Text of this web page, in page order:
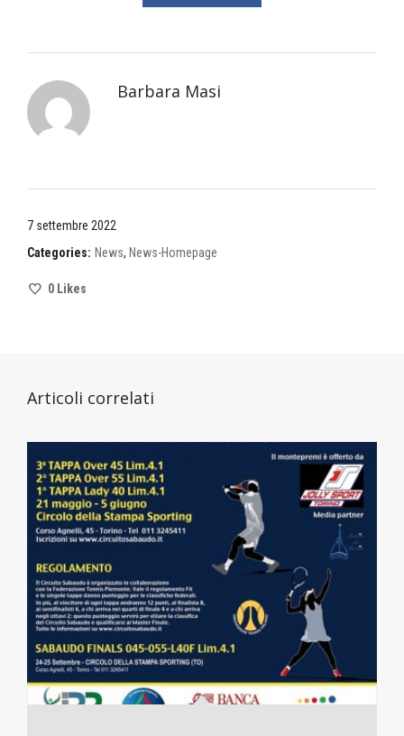
Barbara Masi
7 settembre 2022
Categories: News, News-Homepage
0 Likes
Articoli correlati